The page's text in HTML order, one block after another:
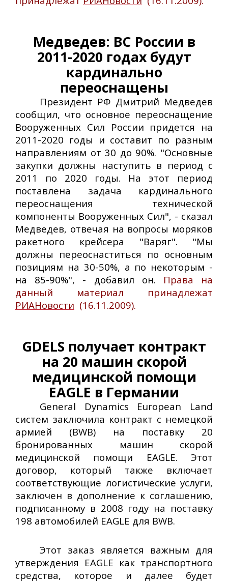
Медведев: ВС России в
2011-2020 годах будут
кардинально
переоснащены
Президент РФ Дмитрий Медведев
сообщил, что основное переоснащение
Вооруженных Сил России придется на
2011-2020 годы и составит по разным
направлениям от 30 до 90%. "Основные
закупки должны наступить в период с
2011 по 2020 годы. На этот период
поставлена задача кардинального
переоснащения технической
компоненты Вооруженных Сил", - сказал
Медведев, отвечая на вопросы моряков
ракетного крейсера "Варяг". "Мы
должны переоснаститься по основным
позициям на 30-50%, а по некоторым -
на 85-90%", - добавил он. Права на
данный материал принадлежат
РИАНовости (16.11.2009).
GDELS получает контракт
на 20 машин скорой
медицинской помощи
EAGLE в Германии
General Dynamics European Land
систем заключила контракт с немецкой
армией (BWB) на поставку 20
бронированных машин скорой
медицинской помощи EAGLE. Этот
договор, который также включает
соответствующие логистические услуги,
заключен в дополнение к соглашению,
подписанному в 2008 году на поставку
198 автомобилей EAGLE для BWB.
Этот заказ является важным для
утверждения EAGLE как транспортного
средства, которое и далее будет